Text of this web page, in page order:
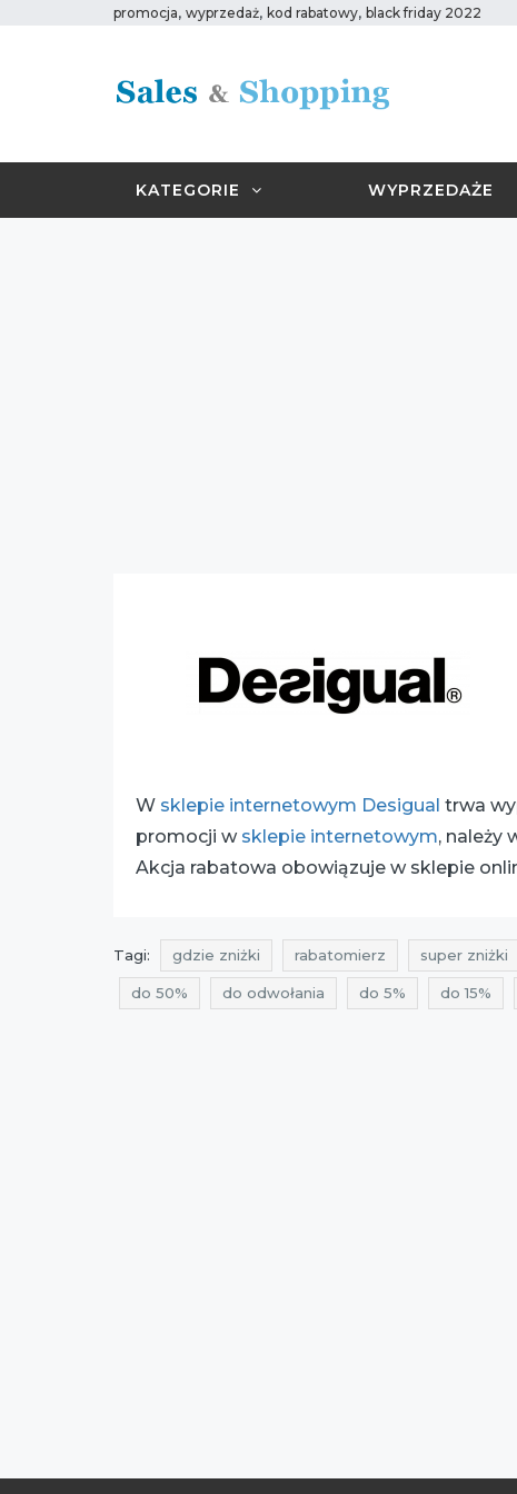
promocja, wyprzedaż, kod rabatowy, black friday 2022
KATEGORIE WYPRZEDAŻE
W sklepie internetowym Desigual trwa
promocji w sklepie internetowym, należy
Akcja rabatowa obowiązuje w sklepie
Tagi: gdzie zniżki rabatomierz super zniżki
do 50% do odwołania do 5% do 15%